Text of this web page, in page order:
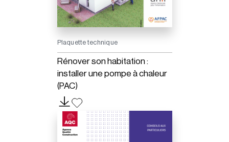
Plaquette technique
Rénover son habitation :
installer une pompe à chaleur
(PAC)